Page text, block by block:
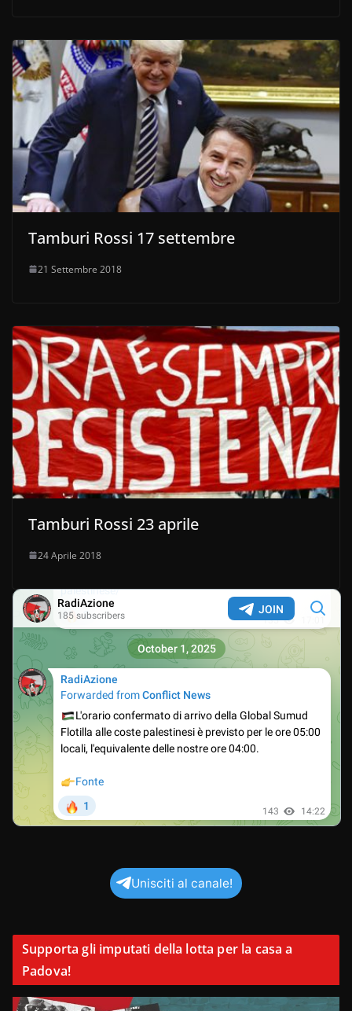
Tamburi Rossi 17 settembre
21 Settembre 2018
Tamburi Rossi 23 aprile
24 Aprile 2018
Unisciti al canale!
Supporta gli imputati della lotta per la casa a
Padova!